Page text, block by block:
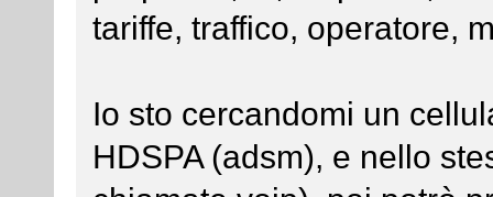
tariffe, traffico, operatore,
Io sto cercandomi un
HDSPA (adsm), e nello